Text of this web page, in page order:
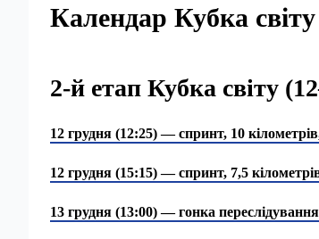
Календар Кубка
2-й етап Кубка світу
12 грудня (12:25) — спринт, 10
12 грудня (15:15) — спринт, 7,5
13 грудня (13:00) — гонка